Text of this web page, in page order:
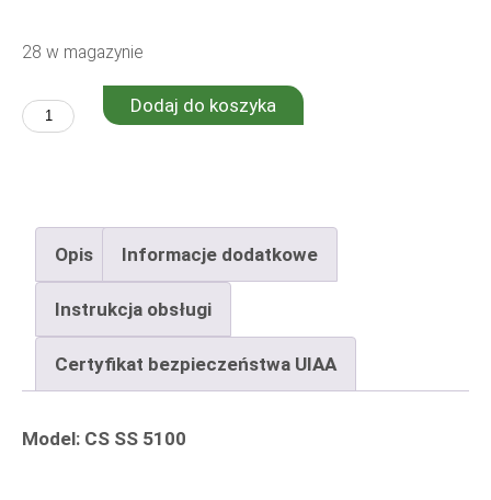
28 w magazynie
ilość
SS
5100
Dodaj do koszyka
Opis Informacje dodatkowe
Instrukcja obsługi
Certyfikat bezpieczeństwa UIAA
Model: CS SS 5100